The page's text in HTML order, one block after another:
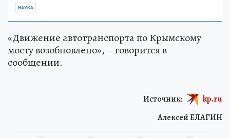
НАУКА
«Движение автотранспорта по Крымскому
мосту возобновлено», – говорится в
сообщении.
Алексей ЕЛАГИН
Источник: kp.ru